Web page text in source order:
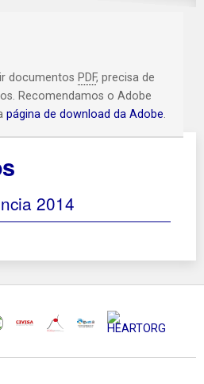
documentos PDF, precisa de
Recomendamos o Adobe
página de download da Adobe.
2014